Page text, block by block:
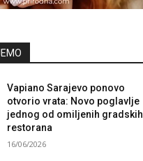
Vapiano Sarajevo ponovo
otvorio vrata: Novo poglavlje
jednog od omiljenih gradskih
restorana
16/06/2026